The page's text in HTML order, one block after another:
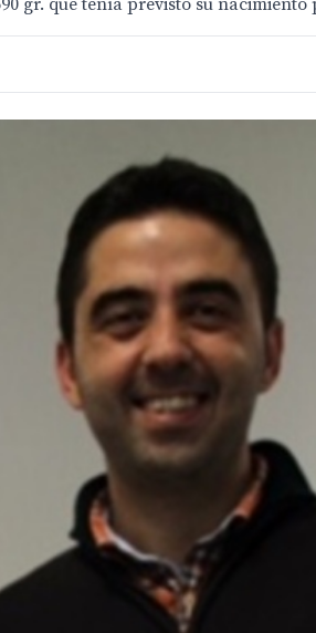
gr. que tenía previsto su nacimiento